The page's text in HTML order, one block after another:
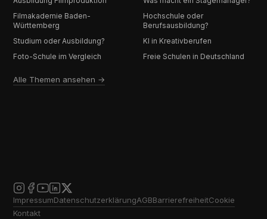
Filmakademie Baden-
Württemberg
Hochschule oder
Berufsausbildung?
Studium oder Ausbildung?
KI in Kreativberufen
Foto-Schule im Vergleich
Freie Schulen in Deutschland
Alle Themen ansehen →
ImpressumDatenschutzerklärungAGBBarrierefreiheitCookie
Kontakt